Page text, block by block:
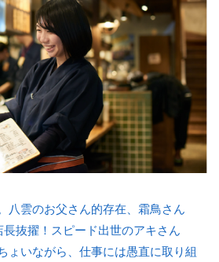
八雲のお父さん的存在、霜鳥さん
長抜擢！スピード出世のアキさん
ょいながら、仕事には愚直に取り組